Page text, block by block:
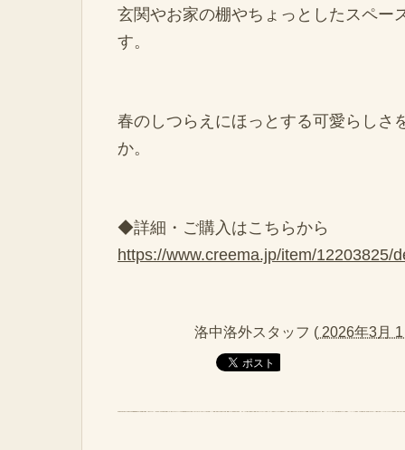
玄関やお家の棚やちょっとしたスペー
す。
春のしつらえにほっとする可愛らしさ
か。
◆詳細・ご購入はこちらから
https://www.creema.jp/item/12203825/
洛中洛外スタッフ ( 2026年3月